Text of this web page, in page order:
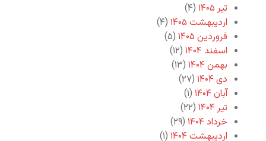
تیر ۱۴۰۵
(۴)
اردیبهشت ۱۴۰۵
(۴)
فروردین ۱۴۰۵
(۵)
اسفند ۱۴۰۴
(۱۲)
بهمن ۱۴۰۴
(۱۳)
دی ۱۴۰۴
(۲۷)
آبان ۱۴۰۴
(۱)
تیر ۱۴۰۴
(۲۲)
خرداد ۱۴۰۴
(۲۹)
اردیبهشت ۱۴۰۴
(۱)